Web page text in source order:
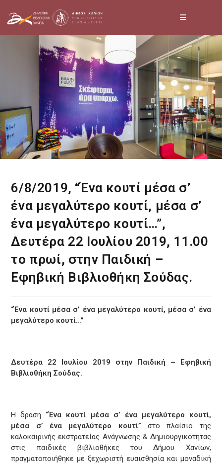
6/8/2019, “Ένα κουτί μέσα σ’
ένα μεγαλύτερο κουτί, μέσα σ’
ένα μεγαλύτερο κουτί…”,
Δευτέρα 22 Ιουλίου 2019, 11.00
το πρωί, στην Παιδική –
Εφηβική Βιβλιοθήκη Σούδας.
“Ένα κουτί μέσα σ’ ένα μεγαλύτερο κουτί, μέσα σ’ ένα
μεγαλύτερο κουτί…”
Δευτέρα 22 Ιουλίου 2019 στην Παιδική – Εφηβική
Βιβλιοθήκη Σούδας.
Η δράση “Ένα κουτί μέσα σ’ ένα μεγαλύτερο κουτί,
μέσα σ’ ένα μεγαλύτερο κουτί” στο πλαίσιο της
καλοκαιρινής εκστρατείας Ανάγνωσης & Δημιουργικότητας
στις παιδικές βιβλιοθήκες του Δήμου Χανίων,
πραγματοποιήθηκε με ξεχωριστή ευαισθησία και μοναδική